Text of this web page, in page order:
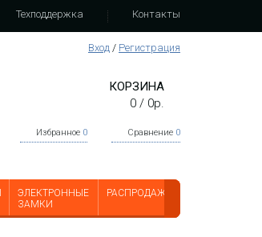
Техподдержка Контакты
Вход / Регистрация
КОРЗИНА
0/ 0р.
Избранное 0 Сравнение 0
ЭЛЕКТРОННЫЕ
ЗАМКИ
РАСПРОДАЖА